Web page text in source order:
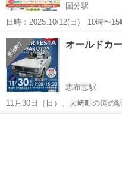
国分駅
日時：2025.10/12(日) 10時〜
前広場 〜霧島市市制施行20周年記念〜 伴走型小規模事業者支援推進事
鹿児島 霧島市 国分駅
オールドカ
志布志駅
11月30日（日）、大崎町の道の
フェスタinおおさきを開催致し